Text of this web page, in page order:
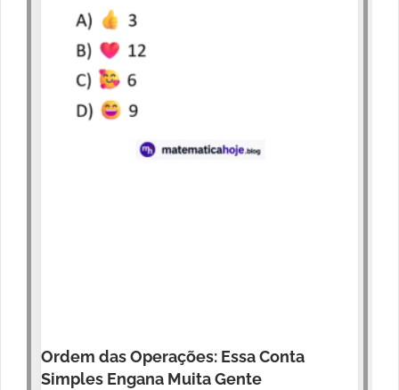
Ordem das Operações: Essa Conta
Simples Engana Muita Gente